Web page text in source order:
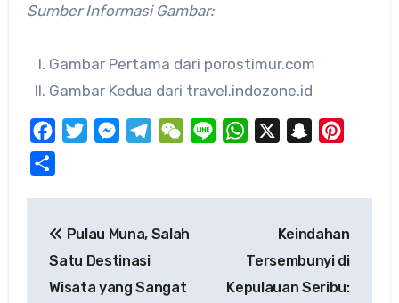
Sumber Informasi Gambar:
Gambar Pertama dari porostimur.com
Gambar Kedua dari travel.indozone.id
FacebookTwitterMessengerTelegramWeChat
Line WhatsApp Snapchat
navigation
Pulau Muna, Salah
Satu Destinasi
Wisata yang Sangat
Keindahan
Tersembunyi di
Kepulauan Seribu: